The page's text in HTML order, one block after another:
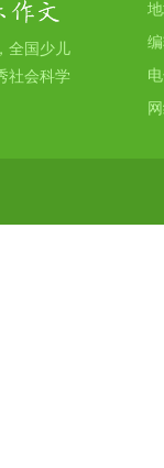
全国少儿
社会科学